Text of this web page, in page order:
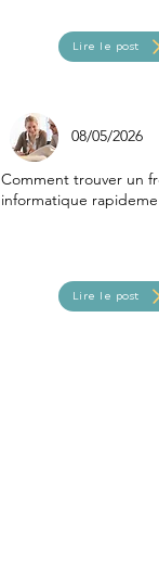
Lire le post
08/05/2026
Comment trouver un
informatique
Lire le post